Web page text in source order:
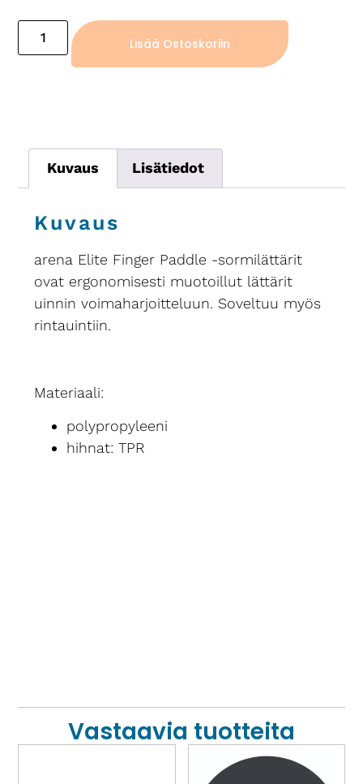
Lisää Ostoskoriin
Kuvaus Lisätiedot
Kuvaus
arena Elite Finger Paddle -sormilättärit
ovat ergonomisesti muotoillut lättärit
uinnin voimaharjoitteluun. Soveltuu myös
rintauintiin.
Materiaali:
polypropyleeni
hihnat: TPR
Vastaavia tuotteita